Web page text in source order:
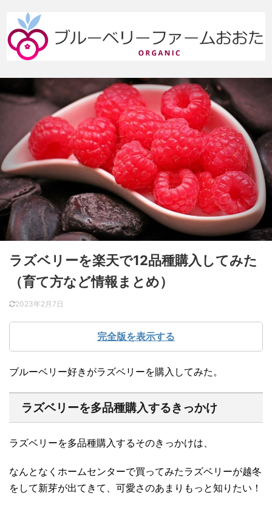
ラズベリーを楽天で12品種購入してみた
（育て方など情報まとめ）
2023年2月7日
完全版を表示する
ブルーベリー好きがラズベリーを購入してみた。
ラズベリーを多品種購入するきっかけ
ラズベリーを多品種購入するそのきっかけは、
なんとなくホームセンターで買ってみたラズベリーが越冬
をして新芽が出てきて、可愛さのあまりもっと知りたい！